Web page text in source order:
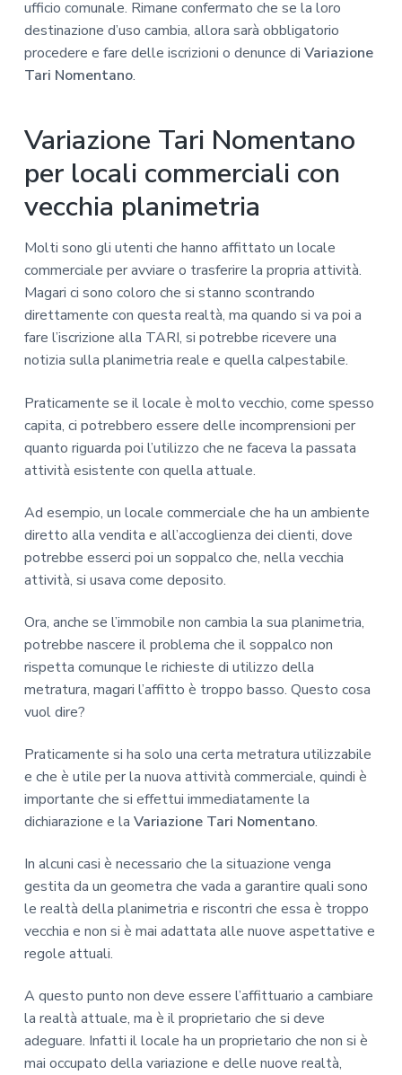
ufficio comunale. Rimane confermato che se la loro
destinazione d’uso cambia, allora sarà obbligatorio
procedere e fare delle iscrizioni o denunce di Variazione
Tari Nomentano.
Variazione Tari Nomentano
per locali commerciali con
vecchia planimetria
Molti sono gli utenti che hanno affittato un locale
commerciale per avviare o trasferire la propria attività.
Magari ci sono coloro che si stanno scontrando
direttamente con questa realtà, ma quando si va poi a
fare l’iscrizione alla TARI, si potrebbe ricevere una
notizia sulla planimetria reale e quella calpestabile.
Praticamente se il locale è molto vecchio, come spesso
capita, ci potrebbero essere delle incomprensioni per
quanto riguarda poi l’utilizzo che ne faceva la passata
attività esistente con quella attuale.
Ad esempio, un locale commerciale che ha un ambiente
diretto alla vendita e all’accoglienza dei clienti, dove
potrebbe esserci poi un soppalco che, nella vecchia
attività, si usava come deposito.
Ora, anche se l’immobile non cambia la sua planimetria,
potrebbe nascere il problema che il soppalco non
rispetta comunque le richieste di utilizzo della
metratura, magari l’affitto è troppo basso. Questo cosa
vuol dire?
Praticamente si ha solo una certa metratura utilizzabile
e che è utile per la nuova attività commerciale, quindi è
importante che si effettui immediatamente la
dichiarazione e la Variazione Tari Nomentano.
In alcuni casi è necessario che la situazione venga
gestita da un geometra che vada a garantire quali sono
le realtà della planimetria e riscontri che essa è troppo
vecchia e non si è mai adattata alle nuove aspettative e
regole attuali.
A questo punto non deve essere l’affittuario a cambiare
la realtà attuale, ma è il proprietario che si deve
adeguare. Infatti il locale ha un proprietario che non si è
mai occupato della variazione e delle nuove realtà,